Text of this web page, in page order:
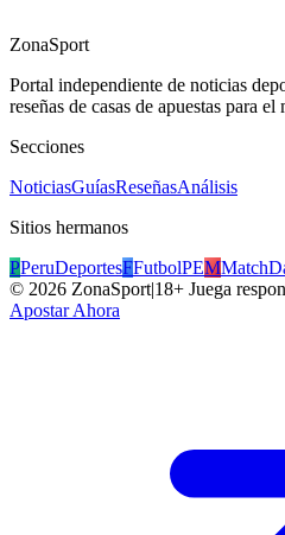
ZonaSport
Portal independiente de noticias
reseñas de casas de apuestas para
Secciones
NoticiasGuíasReseñasAnálisis
Sitios hermanos
PPeruDeportesFFutbolPEM
© 2026 ZonaSport|18+ Juega
Apostar Ahora